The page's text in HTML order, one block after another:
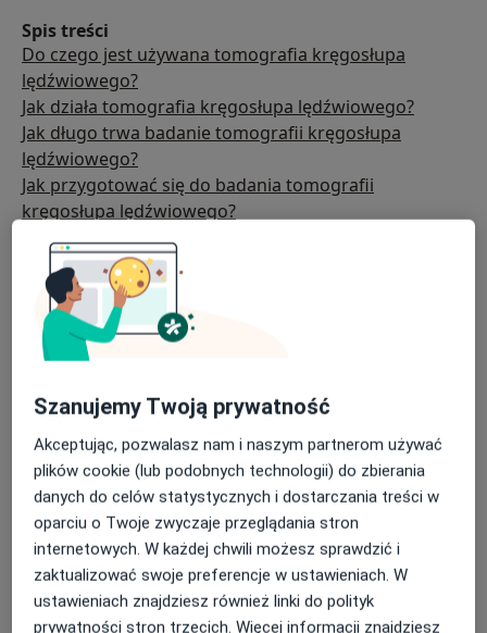
Spis treści
Do czego jest używana tomografia kręgosłupa
lędźwiowego?
Jak działa tomografia kręgosłupa lędźwiowego?
Jak długo trwa badanie tomografii kręgosłupa
lędźwiowego?
Jak przygotować się do badania tomografii
kręgosłupa lędźwiowego?
Ceny usługi wg miast
Tomografia kręgosłupa lędźwiowego: polecani
specjaliści i kliniki
Często zadawane pytania
Do czego jest używana
tomografia kręgosłupa
lędźwiowego?
Tomografia kręgosłupa lędźwiowego jest kluczowa
w diagnozowaniu szerokiej gamy schorzeń, od
urazów mechanicznych po zmiany zwyrodnieniowe i
zapalne. Jest wykorzystywana do precyzyjnego
Szanujemy Twoją prywatność
Akceptując, pozwalasz nam i naszym partnerom używać
plików cookie (lub podobnych technologii) do zbierania
danych do celów statystycznych i dostarczania treści w
oparciu o Twoje zwyczaje przeglądania stron
internetowych. W każdej chwili możesz sprawdzić i
zaktualizować swoje preferencje w ustawieniach. W
ustawieniach znajdziesz również linki do polityk
prywatności stron trzecich. Więcej informacji znajdziesz